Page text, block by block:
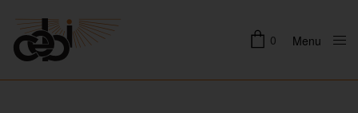
0 Menu